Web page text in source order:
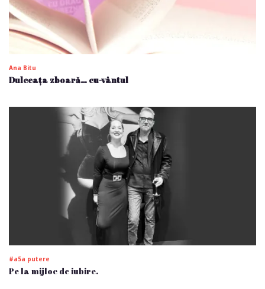
Ana Bitu
Dulceața zboară… cu-vântul
#a5a putere
Pe la mijloc de iubire.